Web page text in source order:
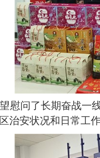
慰问了长期奋战一
治安状况和日常工